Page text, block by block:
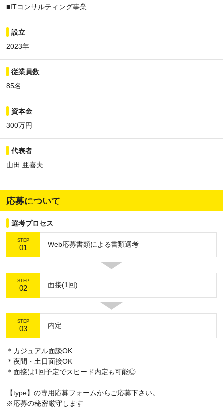
■ITコンサルティング事業
設立
2023年
従業員数
85名
資本金
300万円
代表者
山田 亜喜夫
応募について
選考プロセス
STEP
01 Web応募書類による書類選考
STEP
02 面接(1回)
STEP
03 内定
＊カジュアル面談OK
＊夜間・土日面接OK
＊面接は1回予定でスピード内定も可能◎
【type】の専用応募フォームからご応募下さい。
※応募の秘密厳守します